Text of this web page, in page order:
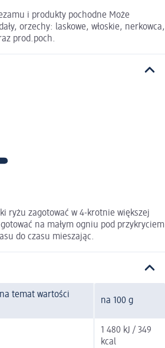
i produkty pochodne Może
orzechy: laskowe, włoskie, nerkowca,
prod.poch.
ryżu zagotować w 4-krotnie większej
na małym ogniu pod przykryciem
do czasu mieszając.
temat wartości
na 100 g
1 480 kJ / 349
kcal